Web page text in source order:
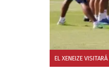
EL XENEIZE